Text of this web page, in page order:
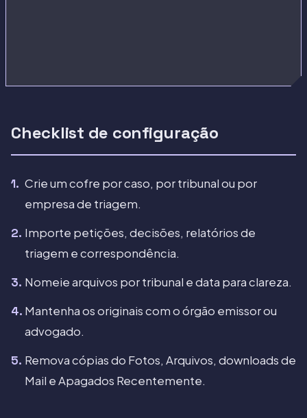
Checklist de configuração
Crie um cofre por caso, por tribunal ou por
empresa de triagem.
Importe petições, decisões, relatórios de
triagem e correspondência.
Nomeie arquivos por tribunal e data para clareza.
Mantenha os originais com o órgão emissor ou
advogado.
Remova cópias do Fotos, Arquivos, downloads de
Mail e Apagados Recentemente.